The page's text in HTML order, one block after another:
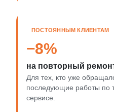
ПОСТОЯННЫМ КЛИЕНТАМ
−8%
на повторный
Для тех, кто уже
последующие работы по
сервисе.